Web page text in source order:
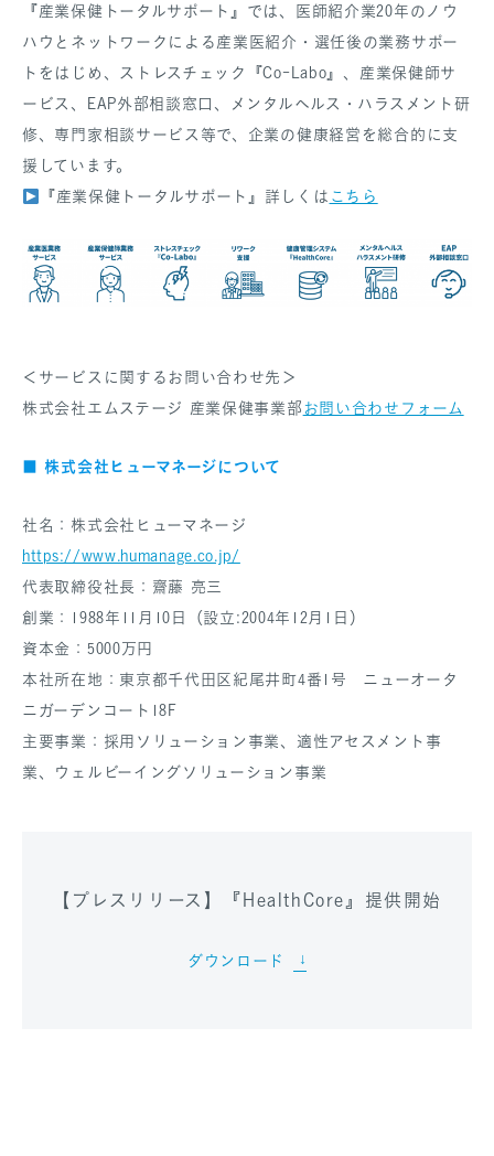
『産業保健トータルサポート』では、医師紹介業20年のノウ
ハウとネットワークによる産業医紹介・選任後の業務サポー
トをはじめ、ストレスチェック『Co-Labo』、産業保健師サ
ービス、EAP外部相談窓口、メンタルヘルス・ハラスメント研
修、専門家相談サービス等で、企業の健康経営を総合的に支
援しています。
『産業保健トータルサポート』詳しくは こちら
＜サービスに関するお問い合わせ先＞
株式会社エムステージ 産業保健事業部お問い合わせフォーム
■株式会社ヒューマネージについて
社名：株式会社ヒューマネージ
https://www.humanage.co.jp/
代表取締役社長：齋藤 亮三
創業：1988年11月10日（設立:2004年12月1日）
資本金：5000万円
本社所在地：東京都千代田区紀尾井町4番1号 ニューオータ
ニガーデンコート18F
主要事業：採用ソリューション事業、適性アセスメント事
業、ウェルビーイングソリューション事業
【プレスリリース】『HealthCore』提供開始
ダウンロード